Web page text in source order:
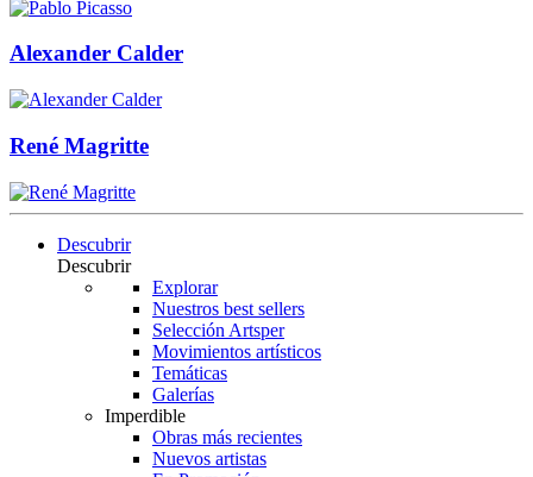
Alexander Calder
René Magritte
Descubrir
Descubrir
Explorar
Nuestros best sellers
Selección Artsper
Movimientos artísticos
Temáticas
Galerías
Imperdible
Obras más recientes
Nuevos artistas